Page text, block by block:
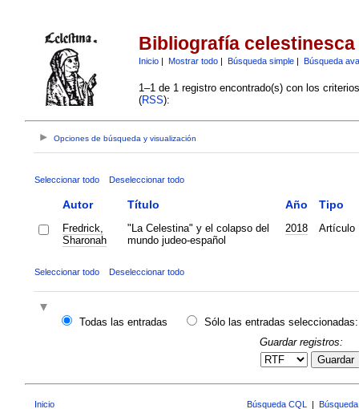
Bibliografía celestinesca
Inicio| Mostrar todo| Búsqueda simple| Búsqueda
1–1 de 1 registro encontrado(s) con los
(RSS):
Opciones de búsqueda y visualización
Seleccionar todo Deseleccionar todo
Autor Título Año Tipo
Fredrick,
Sharonah
"La Celestina" y el colapso del
mundo judeo-español
2018 Artículo
Seleccionar todo Deseleccionar todo
Todas las entradas
Sólo las entradas seleccionadas:
Guardar registros:
Guardar
Inicio Búsqueda CQL